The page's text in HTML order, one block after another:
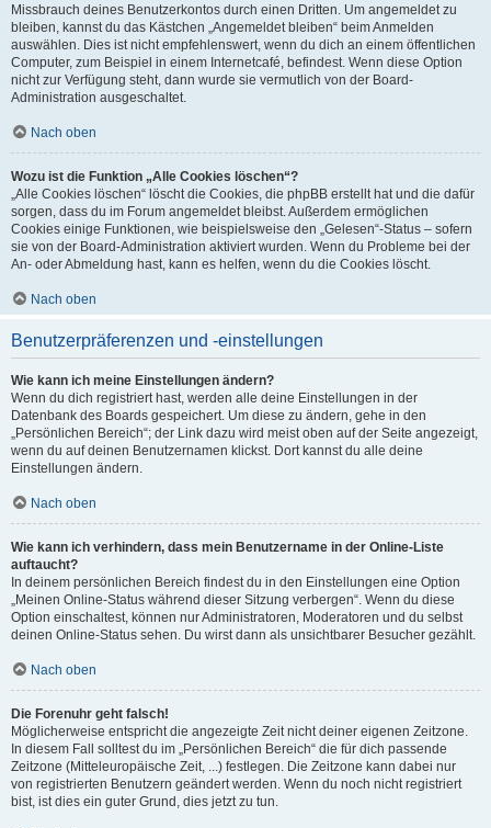
Missbrauch deines Benutzerkontos durch einen Dritten. Um angemeldet zu
bleiben, kannst du das Kästchen „Angemeldet bleiben“ beim Anmelden
auswählen. Dies ist nicht empfehlenswert, wenn du dich an einem öffentlichen
Computer, zum Beispiel in einem Internetcafé, befindest. Wenn diese Option
nicht zur Verfügung steht, dann wurde sie vermutlich von der Board-
Administration ausgeschaltet.
Nach oben
Wozu ist die Funktion „Alle Cookies löschen“?
„Alle Cookies löschen“ löscht die Cookies, die phpBB erstellt hat und die dafür
sorgen, dass du im Forum angemeldet bleibst. Außerdem ermöglichen
Cookies einige Funktionen, wie beispielsweise den „Gelesen“-Status – sofern
sie von der Board-Administration aktiviert wurden. Wenn du Probleme bei der
An- oder Abmeldung hast, kann es helfen, wenn du die Cookies löscht.
Nach oben
Benutzerpräferenzen und -einstellungen
Wie kann ich meine Einstellungen ändern?
Wenn du dich registriert hast, werden alle deine Einstellungen in der
Datenbank des Boards gespeichert. Um diese zu ändern, gehe in den
„Persönlichen Bereich“; der Link dazu wird meist oben auf der Seite angezeigt,
wenn du auf deinen Benutzernamen klickst. Dort kannst du alle deine
Einstellungen ändern.
Nach oben
Wie kann ich verhindern, dass mein Benutzername in der Online-Liste
auftaucht?
In deinem persönlichen Bereich findest du in den Einstellungen eine Option
„Meinen Online-Status während dieser Sitzung verbergen“. Wenn du diese
Option einschaltest, können nur Administratoren, Moderatoren und du selbst
deinen Online-Status sehen. Du wirst dann als unsichtbarer Besucher gezählt.
Nach oben
Die Forenuhr geht falsch!
Möglicherweise entspricht die angezeigte Zeit nicht deiner eigenen Zeitzone.
In diesem Fall solltest du im „Persönlichen Bereich“ die für dich passende
Zeitzone (Mitteleuropäische Zeit, ...) festlegen. Die Zeitzone kann dabei nur
von registrierten Benutzern geändert werden. Wenn du noch nicht registriert
bist, ist dies ein guter Grund, dies jetzt zu tun.